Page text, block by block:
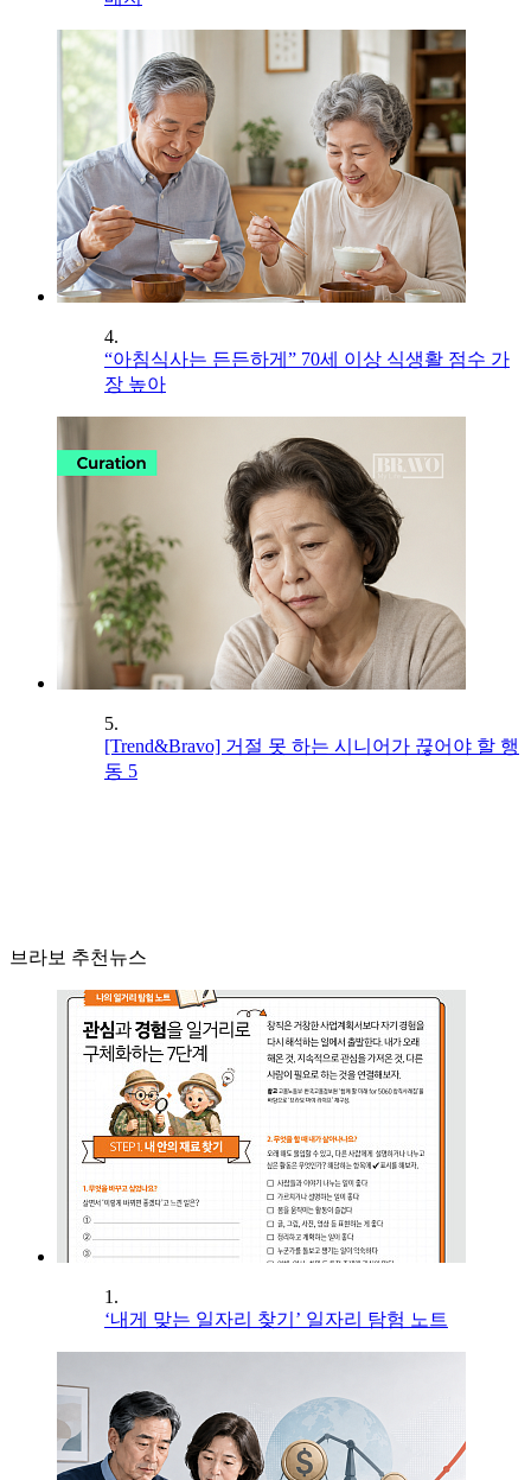
4.
“아침식사는 든든하게” 70세 이상 식생활 점수 가
장 높아
5.
[Trend&Bravo] 거절 못 하는 시니어가 끊어야 할 행
동 5
브라보 추천뉴스
1.
‘내게 맞는 일자리 찾기’ 일자리 탐험 노트